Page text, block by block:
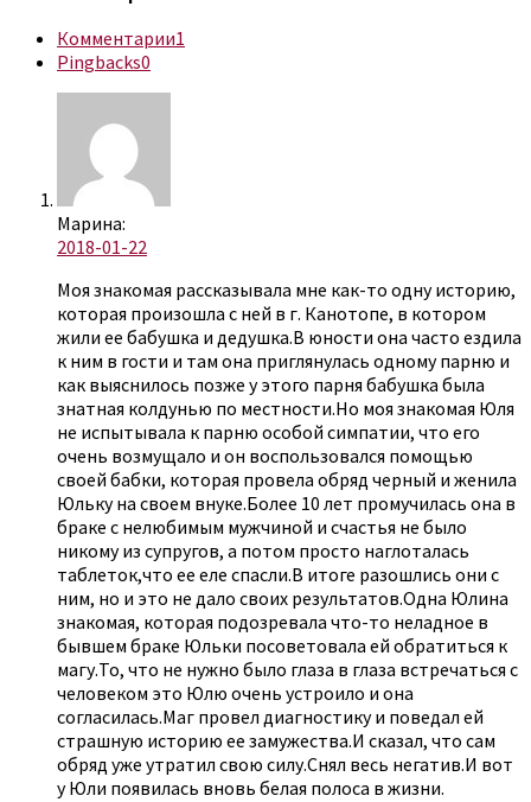
Комментарии1
Pingbacks0
Марина:
2018-01-22
Моя знакомая рассказывала мне как-то одну историю,
которая произошла с ней в г. Канотопе, в котором
жили ее бабушка и дедушка.В юности она часто ездила
к ним в гости и там она приглянулась одному парню и
как выяснилось позже у этого парня бабушка была
знатная колдунью по местности.Но моя знакомая Юля
не испытывала к парню особой симпатии, что его
очень возмущало и он воспользовался помощью
своей бабки, которая провела обряд черный и женила
Юльку на своем внуке.Более 10 лет промучилась она в
браке с нелюбимым мужчиной и счастья не было
никому из супругов, а потом просто наглоталась
таблеток,что ее еле спасли.В итоге разошлись они с
ним, но и это не дало своих результатов.Одна Юлина
знакомая, которая подозревала что-то неладное в
бывшем браке Юльки посоветовала ей обратиться к
магу.То, что не нужно было глаза в глаза встречаться с
человеком это Юлю очень устроило и она
согласилась.Маг провел диагностику и поведал ей
страшную историю ее замужества.И сказал, что сам
обряд уже утратил свою силу.Снял весь негатив.И вот
у Юли появилась вновь белая полоса в жизни.